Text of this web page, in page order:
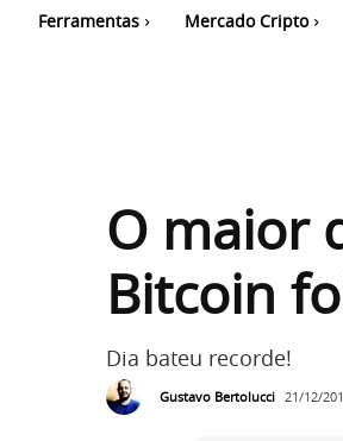
Ferramentas Mercado Cripto
O maior
Bitcoin
Dia bateu recorde!
Gustavo Bertolucci 21/12/